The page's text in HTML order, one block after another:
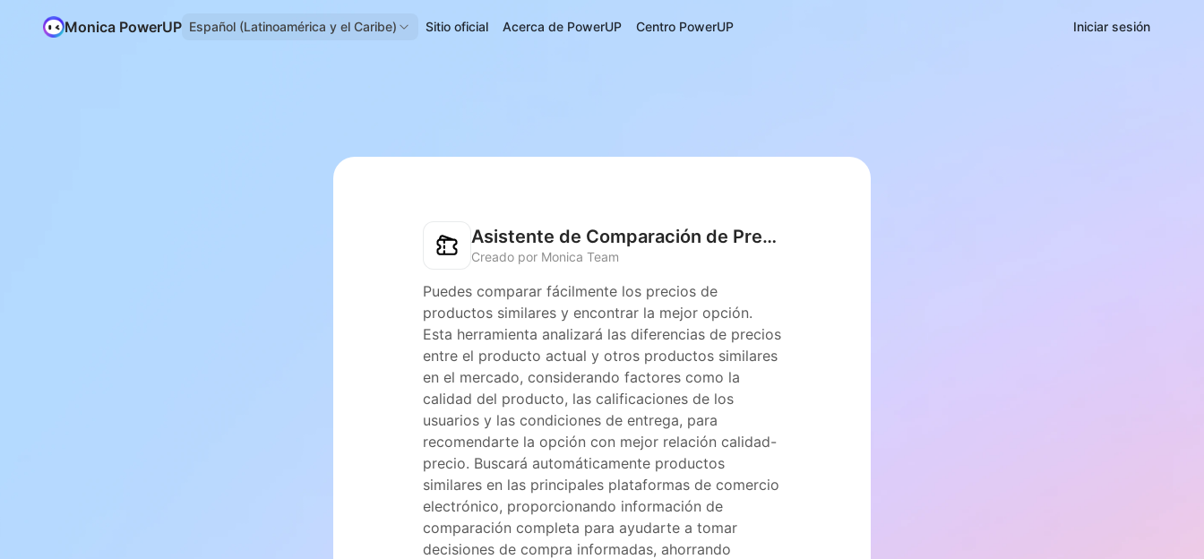
Monica PowerUP Español (Latinoamérica y el Caribe) Sitio oficial Acerca de PowerUP Centro PowerUP Iniciar sesión
Asistente de Comparación de Precios
Creado por Monica Team
Puedes comparar fácilmente los precios de
productos similares y encontrar la mejor opción.
Esta herramienta analizará las diferencias de precios
entre el producto actual y otros productos similares
en el mercado, considerando factores como la
calidad del producto, las calificaciones de los
usuarios y las condiciones de entrega, para
recomendarte la opción con mejor relación calidad-
precio. Buscará automáticamente productos
similares en las principales plataformas de comercio
electrónico, proporcionando información de
comparación completa para ayudarte a tomar
decisiones de compra informadas, ahorrando